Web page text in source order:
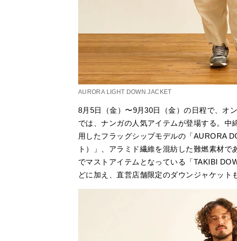
AURORA LIGHT DOWN JACKET
8月5日（金）〜9月30日（金）の日程で、オ
では、ナンガの人気アイテムが登場する。
用したフラッグシップモデルの「AURORA
ト）」、アラミド繊維を混紡した難燃素材
でマストアイテムとなっている「TAKIBI
どに加え、直営店舗限定のダウンジャケット